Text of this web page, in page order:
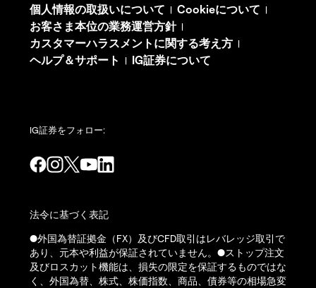
個人情報の取扱いについて | Cookieについて |
お客さま本位の業務運営方針|
カスタマーハラスメントに関する考え方 |
ヘルプ＆サポート | IG証券について
IG証券をフォロー:
法令に基づく表記
●外国為替証拠金（FX）及びCFD取引はレバレッジ取引で
あり、元本や利益が保証されていません。●ストップ注文
及びロスカット機能は、損失の限定を保証するものではな
く、外国為替、株式、株価指数、商品、債券等の相場急変